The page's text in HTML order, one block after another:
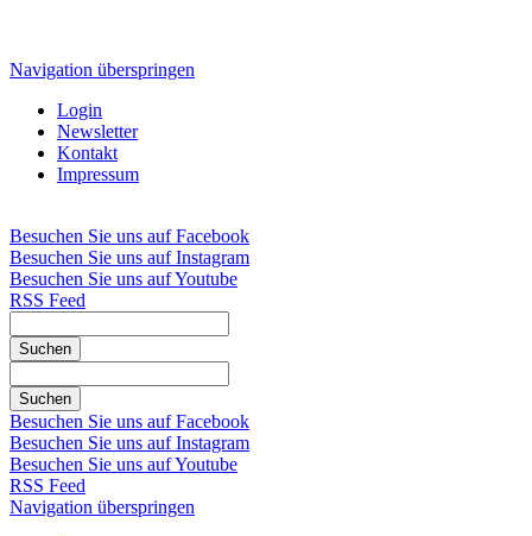
Navigation überspringen
Login
Newsletter
Kontakt
Impressum
Besuchen Sie uns auf Facebook
Besuchen Sie uns auf Instagram
Besuchen Sie uns auf Youtube
RSS Feed
Suchen
Suchen
Besuchen Sie uns auf Facebook
Besuchen Sie uns auf Instagram
Besuchen Sie uns auf Youtube
RSS Feed
Navigation überspringen